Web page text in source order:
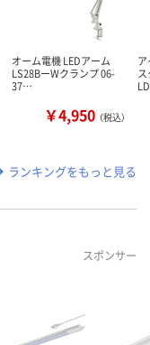
オーム電機 LEDアーム
LS28BーWクランプ 06-
37…
￥4,950 （税込）
ランキングをもっと見る
スポンサー